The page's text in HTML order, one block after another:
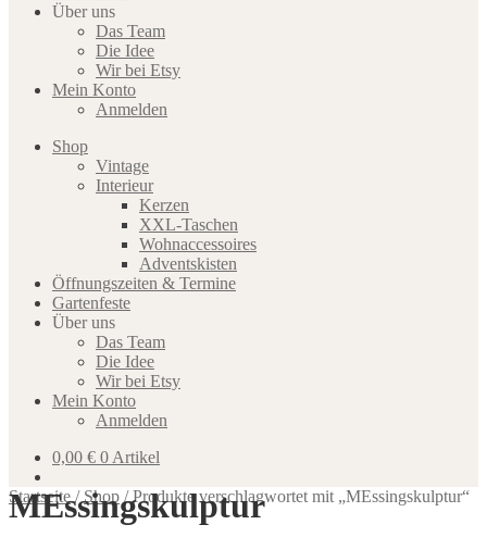
Über uns
Das Team
Die Idee
Wir bei Etsy
Mein Konto
Anmelden
Shop
Vintage
Interieur
Kerzen
XXL-Taschen
Wohnaccessoires
Adventskisten
Öffnungszeiten & Termine
Gartenfeste
Über uns
Das Team
Die Idee
Wir bei Etsy
Mein Konto
Anmelden
0,00 € 0 Artikel
Startseite / Shop /Produkte verschlagwortet mit „MEssingskulptur“
MEssingskulptur